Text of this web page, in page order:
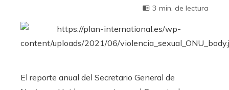
3 min. de lectura
El reporte anual del Secretario General de